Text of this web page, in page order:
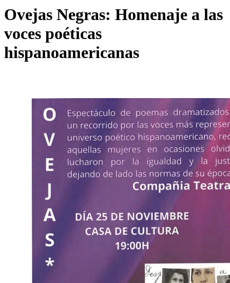
Ovejas Negras: Homenaje a las
voces poéticas
hispanoamericanas